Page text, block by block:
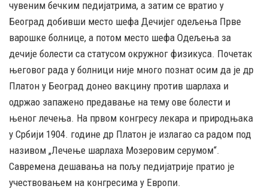
чувеним бечким педијатрима, а затим се вратио у
Београд добивши место шефа Дечијег одељења Прве
варошке болнице, а потом место шефа Одељења за
дечије болести са статусом окружног физикуса. Почетак
његовог рада у болници није много познат осим да је др
Платон у Београд донео вакцину против шарлаха и
одржао запажено предавање на тему ове болести и
њеног лечења. На првом конгресу лекара и природњака
у Србији 1904. године др Платон је излагао са радом под
називом „Лечење шарлаха Мозеровим серумом“.
Савремена дешавања на пољу педијатрије пратио је
учествовањем на конгресима у Европи.